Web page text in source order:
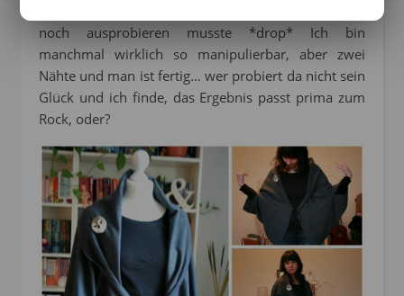
noch ausprobieren musste *drop* Ich bin
manchmal wirklich so manipulierbar, aber zwei
Nähte und man ist fertig… wer probiert da nicht sein
Glück und ich finde, das Ergebnis passt prima zum
Rock, oder?